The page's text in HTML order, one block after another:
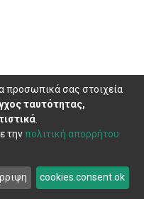
User
Send
Feedback
προσωπικά σας στοιχεία
ταυτότητας,
τηνπολιτική απορρήτου
cookies.consent.ok